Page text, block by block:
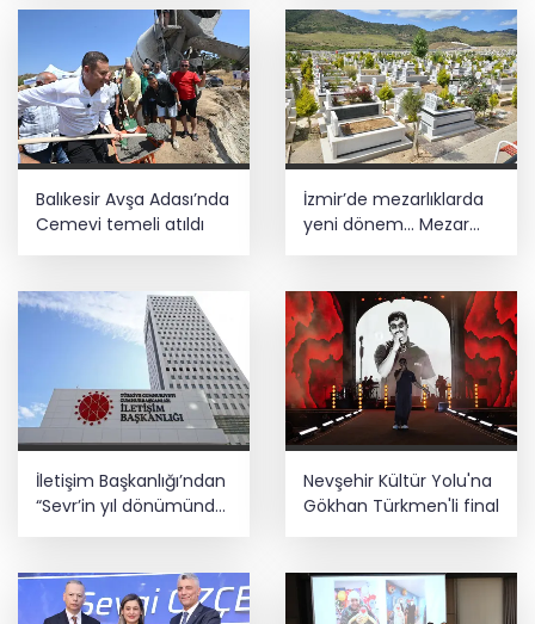
nesillerdir
Balıkesir Avşa Adası’nda
Cemevi temeli atıldı
İzmir’de mezarlıklarda
yeni dönem... Mezar
İletişim Başkanlığı’ndan
“Sevr’in yıl dönümünde
Meclis’e getirildi”
Nevşehir Kültür Yolu'na
Gökhan Türkmen'li final